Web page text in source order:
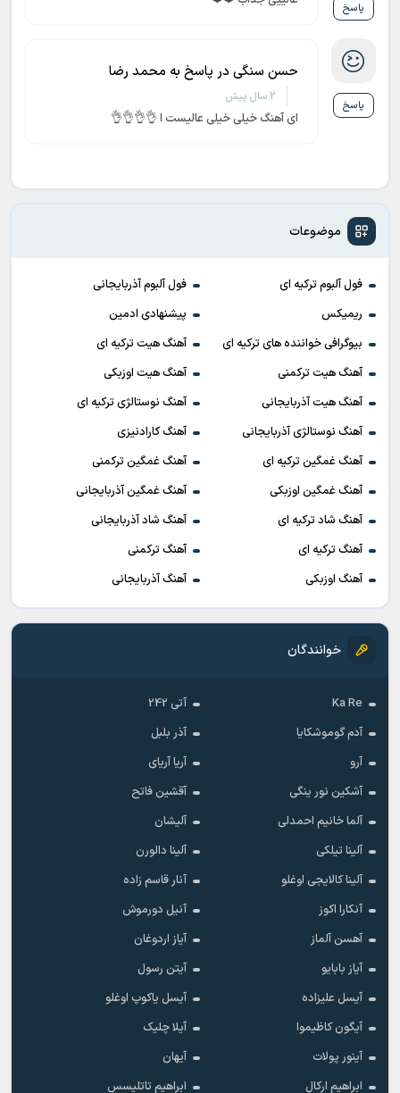
موضوعات
فول آلبوم ترکیه ای
فول آلبوم آذربایجانی
ریمیکس
پیشنهادی ادمین
بیوگرافی خواننده های ترکیه ای
آهنگ هیت ترکیه ای
آهنگ هیت ترکمنی
آهنگ هیت اوزبکی
آهنگ هیت آذربایجانی
آهنگ نوستالژی ترکیه ای
آهنگ نوستالژی آذربایجانی
آهنگ کارادنیزی
آهنگ غمگین ترکیه ای
آهنگ غمگین ترکمنی
آهنگ غمگین اوزبکی
آهنگ غمگین آذربایجانی
آهنگ شاد ترکیه ای
آهنگ شاد آذربایجانی
آهنگ ترکیه ای
آهنگ ترکمنی
آهنگ اوزبکی
آهنگ آذربایجانی
خوانندگان
Ka Re
آتی 242
آدم گوموشکایا
آذر بلبل
آرو
آریا آریای
آشکین نور ینگی
آقشین فاتح
آلما خانیم احمدلی
آلیشان
آلینا تیلکی
آلینا دالورن
آلینا کالایجی اوغلو
آنار قاسم زاده
آنکارا اکوز
آنیل دورموش
آهسن آلماز
آیاز اردوغان
آیاز بابایو
آیتن رسول
آیسل علیزاده
آیسل یاکوپ اوغلو
آیگون کاظیموا
آیلا چلیک
آینور پولات
آیهان
ابراهیم ارکال
ابراهیم تاتلیسس
پاسخ
پاسخ
حسن سنگی در پاسخ به محمد رضا
2 سال پیش
ای آهنگ خیلی خیلی عالیست ا 👌👌👌👌